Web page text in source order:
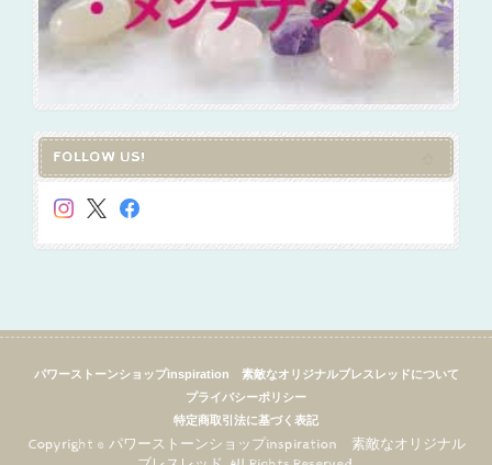
FOLLOW US!
パワーストーンショップinspiration 素敵なオリジナルブレスレッドについて
プライバシーポリシー
特定商取引法に基づく表記
Copyright © パワーストーンショップinspiration 素敵なオリジナル